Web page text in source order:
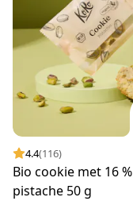
4.4(116)
Bio cookie met 16 %
pistache 50 g